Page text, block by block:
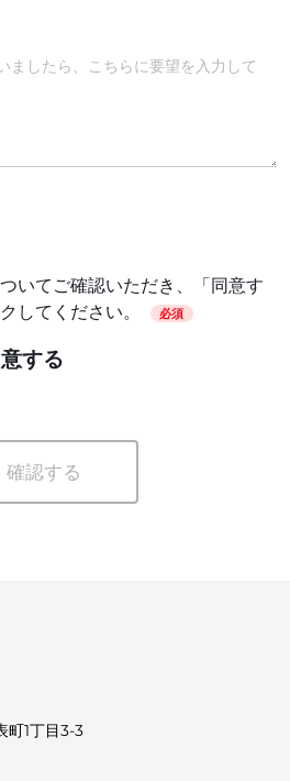
いてご確認いただき、「同意す
してください。
必須
する
確認する
町1丁目3-3